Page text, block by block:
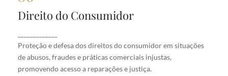
Direito do Consumidor
Proteção e defesa dos direitos do consumidor em situações
de abusos, fraudes e práticas comerciais injustas,
promovendo acesso a reparações e justiça.
Direito do Consumidor
situações de abusos, fraudes e práticas comerciais
injustas, promovendo acesso a reparações e justiça.